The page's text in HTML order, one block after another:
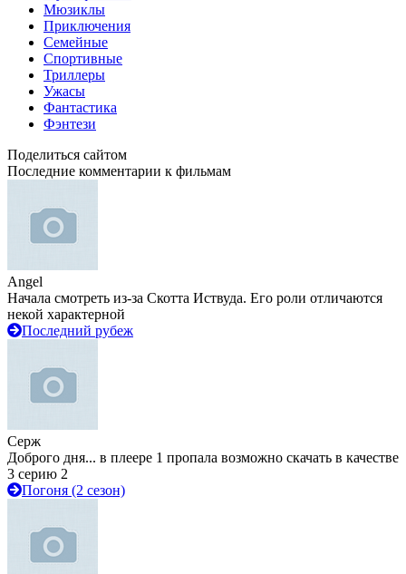
Мюзиклы
Приключения
Семейные
Спортивные
Триллеры
Ужасы
Фантастика
Фэнтези
Поделиться сайтом
Последние комментарии к фильмам
Angel
Начала смотреть из-за Скотта Иствуда. Его роли отличаются
некой характерной
Последний рубеж
Серж
Доброго дня... в плеере 1 пропала возможно скачать в качестве
3 серию 2
Погоня (2 сезон)